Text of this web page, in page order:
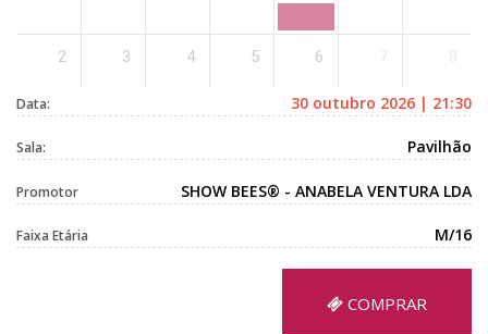
2 3 4 5 6
Data: 30 outubro 2026 | 21:30
Sala: Pavilhão
Promotor SHOW BEES® - ANABELA VENTURA LDA
Faixa Etária M/16
COMPRAR